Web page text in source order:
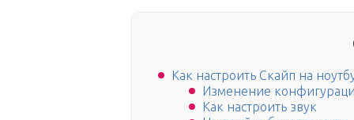
Как настроить Скайп на
Изменение
Как настроить звук